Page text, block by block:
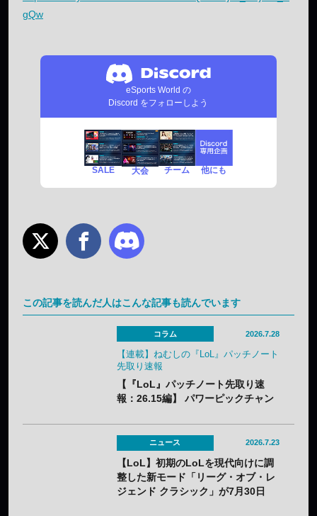
gQw
eSports World の
Discord をフォローしよう
SALE 大会 チーム 他にも
この記事を読んだ人はこんな記事も読んでいます
コラム 2026.7.28
【連載】ねむしの『LoL』パッチノート
先取り速報
【『LoL』パッチノート先取り速
報：26.15編】 パワーピックチャン
いにナーフ。「バスティオンブレイ
カー」はやり過ぎバフでメタアイテ
ム必至？
ニュース 2026.7.23
【LoL】初期のLoLを現代向けに調
整した新モード「リーグ・オブ・レ
ジェンド クラシック」が7月30日